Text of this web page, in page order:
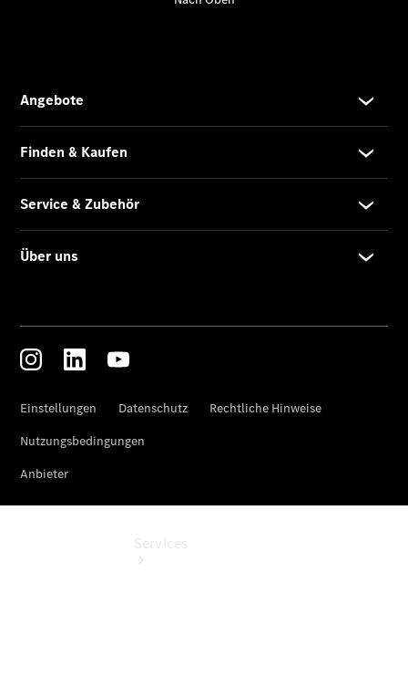
Kastenwagen
Tourer
eCitan